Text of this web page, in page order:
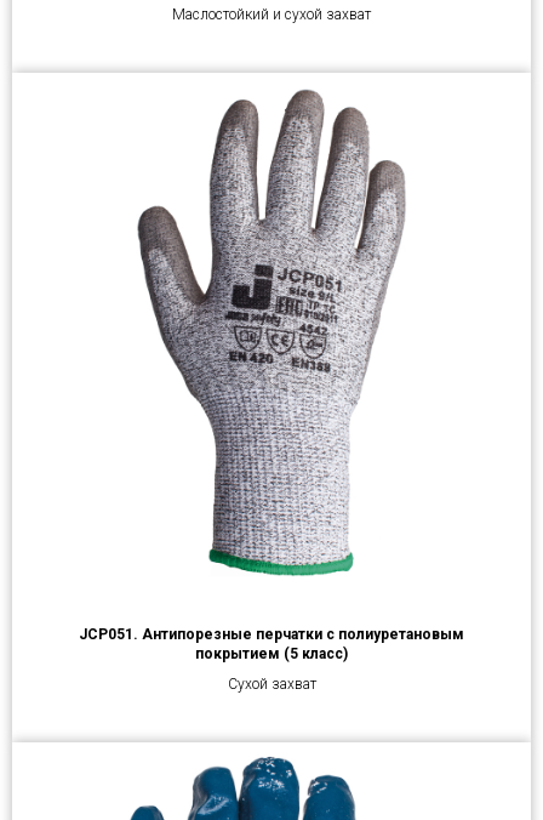
Маслостойкий и сухой захват
JCP051. Антипорезные перчатки с полиуретановым
покрытием (5 класс)
Cухой захват